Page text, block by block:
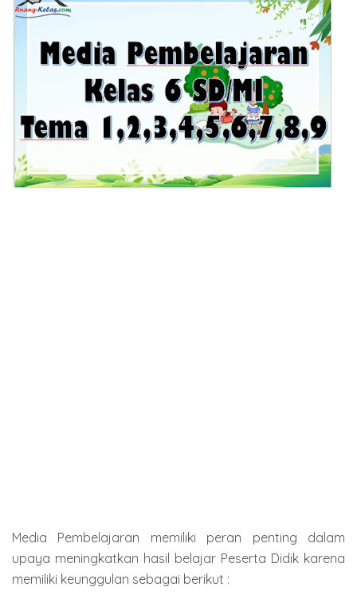
Media Pembelajaran memiliki peran penting dalam
upaya meningkatkan hasil belajar Peserta Didik karena
memiliki keunggulan sebagai berikut :